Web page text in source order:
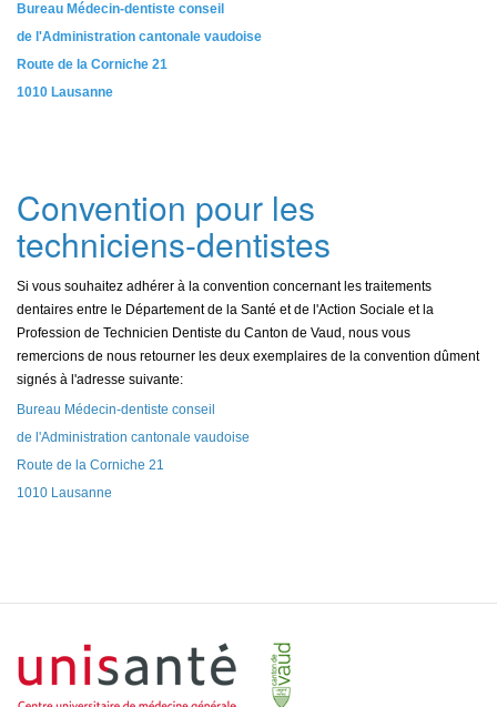
Bureau Médecin-dentiste conseil
de l'Administration cantonale vaudoise
Route de la Corniche 21
1010 Lausanne
Convention pour les
techniciens-dentistes
Si vous souhaitez adhérer à la convention concernant les traitements
dentaires entre le Département de la Santé et de l'Action Sociale et la
Profession de Technicien Dentiste du Canton de Vaud, nous vous
remercions de nous retourner les deux exemplaires de la convention dûment
signés à l'adresse suivante:
Bureau Médecin-dentiste conseil
de l'Administration cantonale vaudoise
Route de la Corniche 21
1010 Lausanne
Logo Logo